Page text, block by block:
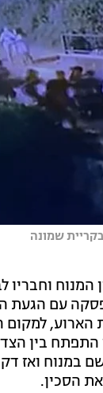
שמונה
וחבריו
עם הגעת
למקום
התפתח בין
במנוח ואז
הסכין.